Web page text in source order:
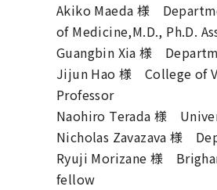
Akiko Maeda 様
of Medicine,M.D., Ph.D.
Guangbin Xia 様
Jijun Hao 様 College of
Professor
Naohiro Terada 様
Nicholas Zavazava 様
Ryuji Morizane 様
fellow